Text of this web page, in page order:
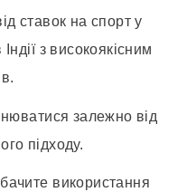
ставок на спорт у
з високоякісним
залежно від
підходу.
використання